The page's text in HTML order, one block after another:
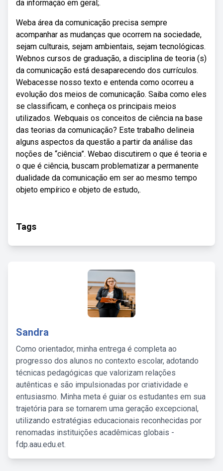
da informação em geral;.
Weba área da comunicação precisa sempre
acompanhar as mudanças que ocorrem na sociedade,
sejam culturais, sejam ambientais, sejam tecnológicas.
Webnos cursos de graduação, a disciplina de teoria (s)
da comunicação está desaparecendo dos currículos.
Webacesse nosso texto e entenda como ocorreu a
evolução dos meios de comunicação. Saiba como eles
se classificam, e conheça os principais meios
utilizados. Webquais os conceitos de ciência na base
das teorias da comunicação? Este trabalho delineia
alguns aspectos da questão a partir da análise das
noções de “ciência”. Webao discutirem o que é teoria e
o que é ciência, buscam problematizar a permanente
dualidade da comunicação em ser ao mesmo tempo
objeto empírico e objeto de estudo,.
Tags
Sandra
Como orientador, minha entrega é completa ao
progresso dos alunos no contexto escolar, adotando
técnicas pedagógicas que valorizam relações
autênticas e são impulsionadas por criatividade e
entusiasmo. Minha meta é guiar os estudantes em sua
trajetória para se tornarem uma geração excepcional,
utilizando estratégias educacionais reconhecidas por
renomadas instituições acadêmicas globais -
fdp.aau.edu.et.